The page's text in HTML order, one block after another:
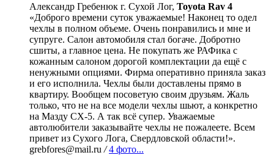
Александр Гребенюк г. Сухой Лог, Toyota Rav 4
«Доброго времени суток уважаемые! Наконец то одел
чехлы в полном объеме. Очень понравились и мне и
супруге. Салон автомобиля стал богаче. Добротно
сшиты, а главное цена. Не покупать же РАФика с
кожанным салоном дорогой комплектации да ещё с
ненужными опциями. Фирма оперативно приняла заказ
и его исполнила. Чехлы были доставлены прямо в
квартиру. Вообщем посоветую своим друзьям. Жаль
только, что не на все модели чехлы шьют, а конкретно
на Мазду СХ-5. А так всё супер. Уважаемые
автолюбители заказывайте чехлы не пожалеете. Всем
привет из Сухого Лога, Свердловской области!».
grebfores@mail.ru / 4 фото...